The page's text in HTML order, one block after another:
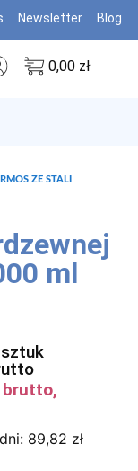
Newsletter Blog
0,00 zł
ZE STALI
ml
brutto,
89,82 zł